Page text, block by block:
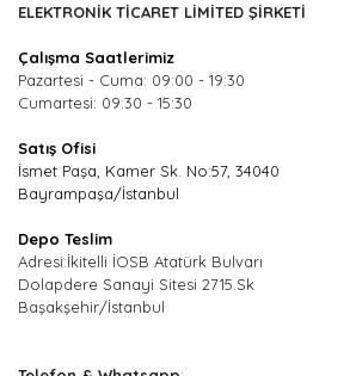
ELEKTRONİK TİCARET LİMİTED ŞİRKETİ
Çalışma Saatlerimiz
Pazartesi - Cuma: 09:00 - 19:30
Cumartesi: 09:30 - 15:30
Satış Ofisi
İsmet Paşa, Kamer Sk. No:57, 34040
Bayrampaşa/İstanbul
Depo Teslim
Adresi:İkitelli İOSB Atatürk Bulvarı
Dolapdere Sanayi Sitesi 2715.Sk
Başakşehir/İstanbul